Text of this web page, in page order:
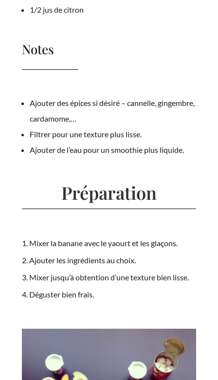
1/2 jus de citron
Notes
Ajouter des épices si désiré – cannelle, gingembre,
cardamome,…
Filtrer pour une texture plus lisse.
Ajouter de l’eau pour un smoothie plus liquide.
Préparation
Mixer la banane avec le yaourt et les glaçons.
Ajouter les ingrédients au choix.
Mixer jusqu’à obtention d’une texture bien lisse.
Déguster bien frais.